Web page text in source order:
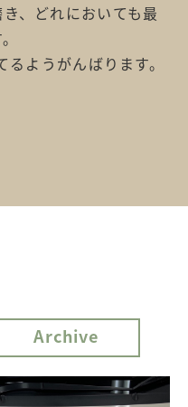
、どれにおいても最
ようがんばります。
Archive